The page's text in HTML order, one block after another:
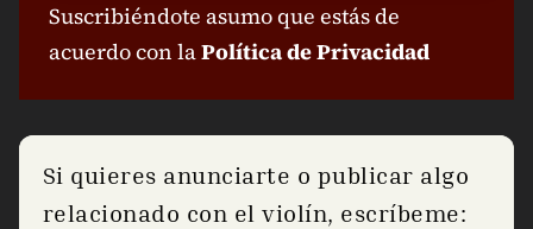
Suscribiéndote asumo que estás de
acuerdo con laPolítica de Privacidad
Si quieres anunciarte o publicar algo
relacionado con el violín, escríbeme: